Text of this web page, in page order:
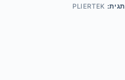
תגית: PLIERTEK